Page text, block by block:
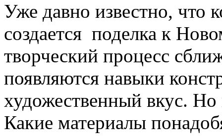
Уже давно известно, что
создается поделка к
творческий процесс
появляются навыки
художественный вкус.
Какие материалы